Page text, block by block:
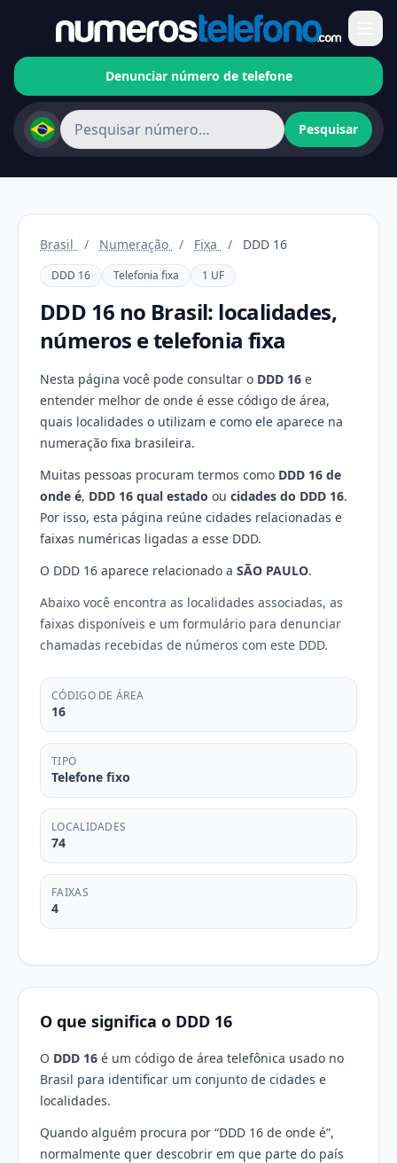
Denunciar número de telefone
Pesquisar
Brasil / Numeração / Fixa / DDD 16
DDD 16 Telefonia fixa 1 UF
DDD 16 no Brasil: localidades,
números e telefonia fixa
Nesta página você pode consultar o DDD 16 e
entender melhor de onde é esse código de área,
quais localidades o utilizam e como ele aparece na
numeração fixa brasileira.
Muitas pessoas procuram termos como DDD 16 de
onde é, DDD 16 qual estado ou cidades do DDD 16.
Por isso, esta página reúne cidades relacionadas e
faixas numéricas ligadas a esse DDD.
O DDD 16 aparece relacionado a SÃO PAULO.
Abaixo você encontra as localidades associadas, as
faixas disponíveis e um formulário para denunciar
chamadas recebidas de números com este DDD.
CÓDIGO DE ÁREA
16
TIPO
Telefone fixo
LOCALIDADES
74
FAIXAS
4
O que significa o DDD 16
O DDD 16 é um código de área telefônica usado no
Brasil para identificar um conjunto de cidades e
localidades.
Quando alguém procura por “DDD 16 de onde é”,
normalmente quer descobrir em que parte do país